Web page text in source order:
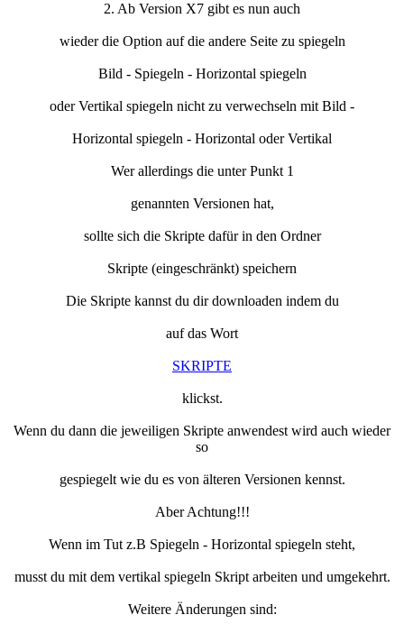
2. Ab Version X7 gibt es nun auch
wieder die Option auf die andere Seite zu spiegeln
Bild - Spiegeln - Horizontal spiegeln
oder Vertikal spiegeln nicht zu verwechseln mit Bild -
Horizontal spiegeln - Horizontal oder Vertikal
Wer allerdings die unter Punkt 1
genannten Versionen hat,
sollte sich die Skripte dafür in den Ordner
Skripte (eingeschränkt) speichern
Die Skripte kannst du dir downloaden indem du
auf das Wort
SKRIPTE
klickst.
Wenn du dann die jeweiligen Skripte anwendest wird auch wieder
so
gespiegelt wie du es von älteren Versionen kennst.
Aber Achtung!!!
Wenn im Tut z.B Spiegeln - Horizontal spiegeln steht,
musst du mit dem vertikal spiegeln Skript arbeiten und umgekehrt.
Weitere Änderungen sind: